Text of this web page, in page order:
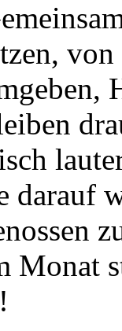
von
Monat